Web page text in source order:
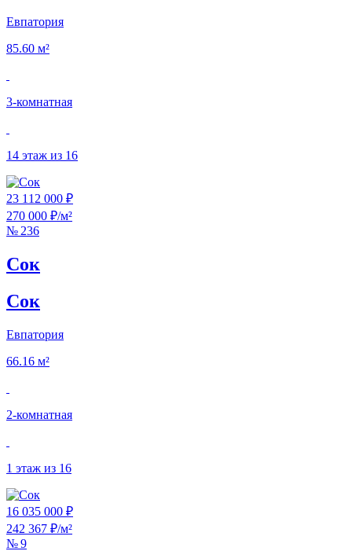
Евпатория
85.60 м²
3‑комнатная
14 этаж из 16
23 112 000 ₽
270 000 ₽/м²
№ 236
Сок
Сок
Евпатория
66.16 м²
2‑комнатная
1 этаж из 16
16 035 000 ₽
242 367 ₽/м²
№ 9